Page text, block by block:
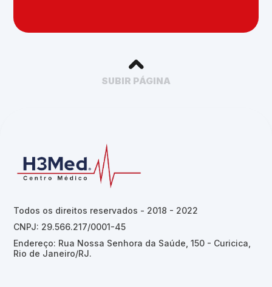
SUBIR PÁGINA
Todos os direitos reservados - 2018 - 2022
CNPJ: 29.566.217/0001-45
Endereço: Rua Nossa Senhora da Saúde, 150 - Curicica,
Rio de Janeiro/RJ.